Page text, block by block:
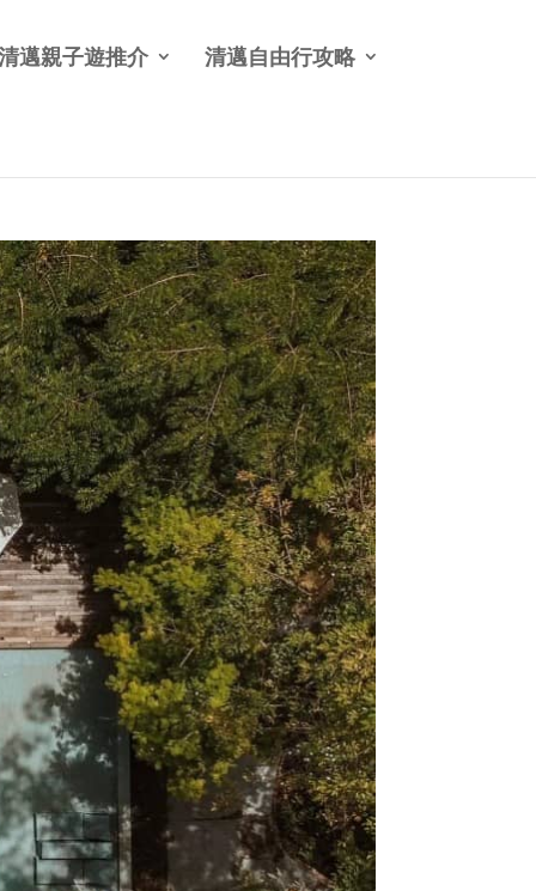
邁親子遊推介 清邁自由行攻略